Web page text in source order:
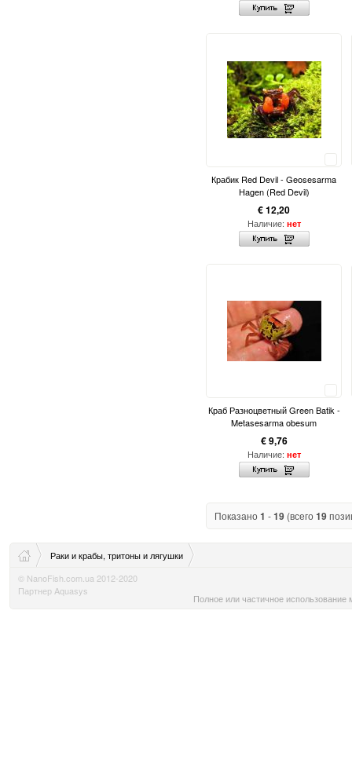
Крабик Red Devil - Geosesarma
Hagen (Red Devil)
€ 12,20
Наличие: нет
Краб Разноцветный Green Batik -
Metasesarma obesum
€ 9,76
Наличие: нет
Показано1 -19 (всего19
Раки и крабы, тритоны и лягушки
© NanoFish.com.ua 2012-2020
Партнер Aquasys
Полное или частичное